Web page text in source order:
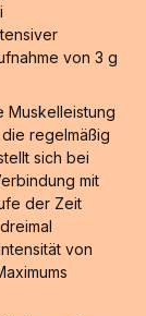
von 3 g
Muskelleistung
regelmäßig
sich bei
mit
der Zeit
von